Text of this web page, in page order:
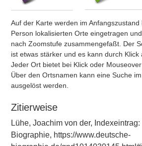
Auf der Karte werden im
Person lokalisierten Orte eingetragen
nach Zoomstufe zusammengefaßt. Der
ist etwas stärker und es kann durch Klick
Jeder Ort bietet bei Klick oder
Über den Ortsnamen kann eine Suche
ausgelöst werden.
Zitierweise
Lühe, Joachim von der,
Biographie, https://www.deutsche-